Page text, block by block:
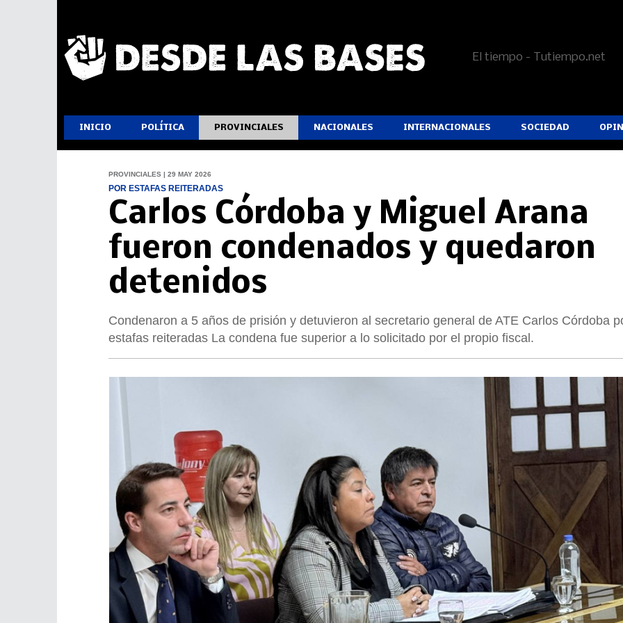
El tiempo - Tutiempo.net
INICIO POLÍTICA PROVINCIALES NACIONALES INTERNACIONALES SOCIEDAD
PROVINCIALES | 29 MAY 2026
POR ESTAFAS REITERADAS
Carlos Córdoba y Miguel Arana
fueron condenados y quedaron
detenidos
Condenaron a 5 años de prisión y detuvieron al secretario general de ATE Carlos Córdoba
estafas reiteradas La condena fue superior a lo solicitado por el propio fiscal.